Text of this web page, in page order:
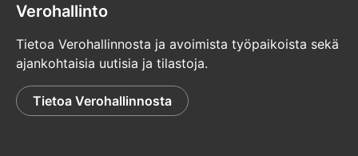
Verohallinto
Tietoa Verohallinnosta ja avoimista työpaikoista sekä
ajankohtaisia uutisia ja tilastoja.
Tietoa Verohallinnosta